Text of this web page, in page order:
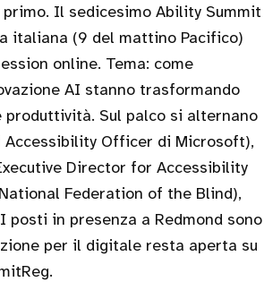
Il sedicesimo Ability Summit
italiana (9 del mattino Pacifico)
online. Tema: come
AI stanno trasformando
produttività. Sul palco si alternano
Officer di Microsoft),
Director for Accessibility
Federation of the Blind),
posti in presenza a Redmond sono
per il digitale resta aperta su